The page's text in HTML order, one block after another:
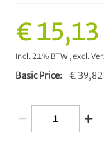
€ 15,13
Incl. 21% BTW ,excl.
Basic Price € 39,82